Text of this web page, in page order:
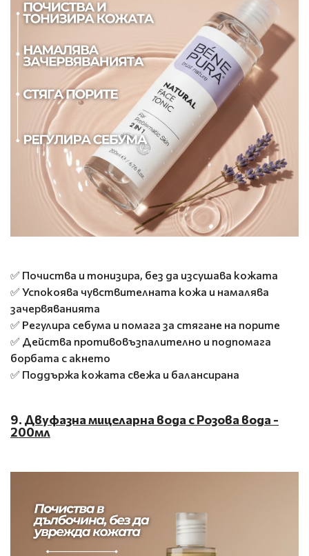
✅ Почиства и тонизира, без да изсушава кожата
✅ Успокоява чувствителната кожа и намалява
зачервяванията
✅ Регулира себума и помага за стягане на порите
✅ Действа противовъзпалително и подпомага
борбата с акнето
✅ Поддържа кожата свежа и балансирана
9. Двуфазна мицеларна вода с Розова вода -
200мл